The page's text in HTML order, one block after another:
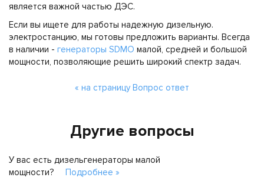
является важной частью ДЭС.
Если вы ищете для работы надежную дизельную.
электростанцию, мы готовы предложить варианты. Всегда
в наличии - генераторы SDMO малой, средней и большой
мощности, позволяющие решить широкий спектр задач.
« на страницу Вопрос ответ
Другие вопросы
У вас есть дизельгенераторы малой
мощности?
Подробнее »